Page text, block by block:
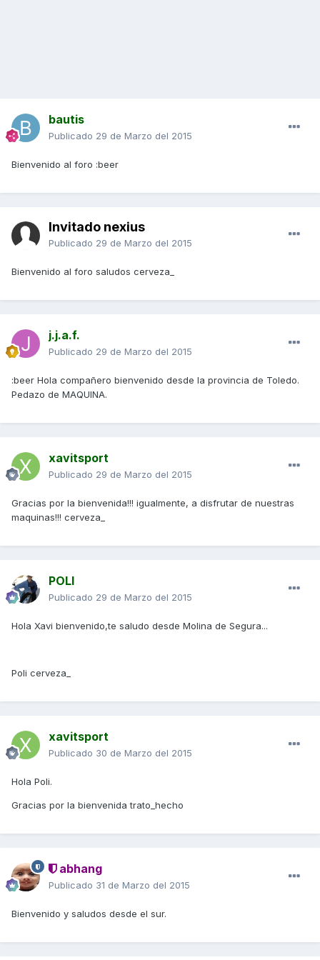
bautis
Publicado 29 de Marzo del 2015
Bienvenido al foro :beer
Invitado nexius
Publicado 29 de Marzo del 2015
Bienvenido al foro saludos cerveza_
j.j.a.f.
Publicado 29 de Marzo del 2015
:beer Hola compañero bienvenido desde la provincia de Toledo.
Pedazo de MAQUINA.
xavitsport
Publicado 29 de Marzo del 2015
Gracias por la bienvenida!!! igualmente, a disfrutar de nuestras
maquinas!!! cerveza_
POLI
Publicado 29 de Marzo del 2015
Hola Xavi bienvenido,te saludo desde Molina de Segura...
Poli cerveza_
xavitsport
Publicado 30 de Marzo del 2015
Hola Poli.
Gracias por la bienvenida trato_hecho
abhang
Publicado 31 de Marzo del 2015
Bienvenido y saludos desde el sur.